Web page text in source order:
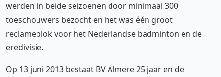
werden in beide seizoenen door minimaal 300
toeschouwers bezocht en het was één groot
reclameblok voor het Nederlandse badminton en de
eredivisie.
Op 13 juni 2013 bestaat BV Almere25 jaar en de